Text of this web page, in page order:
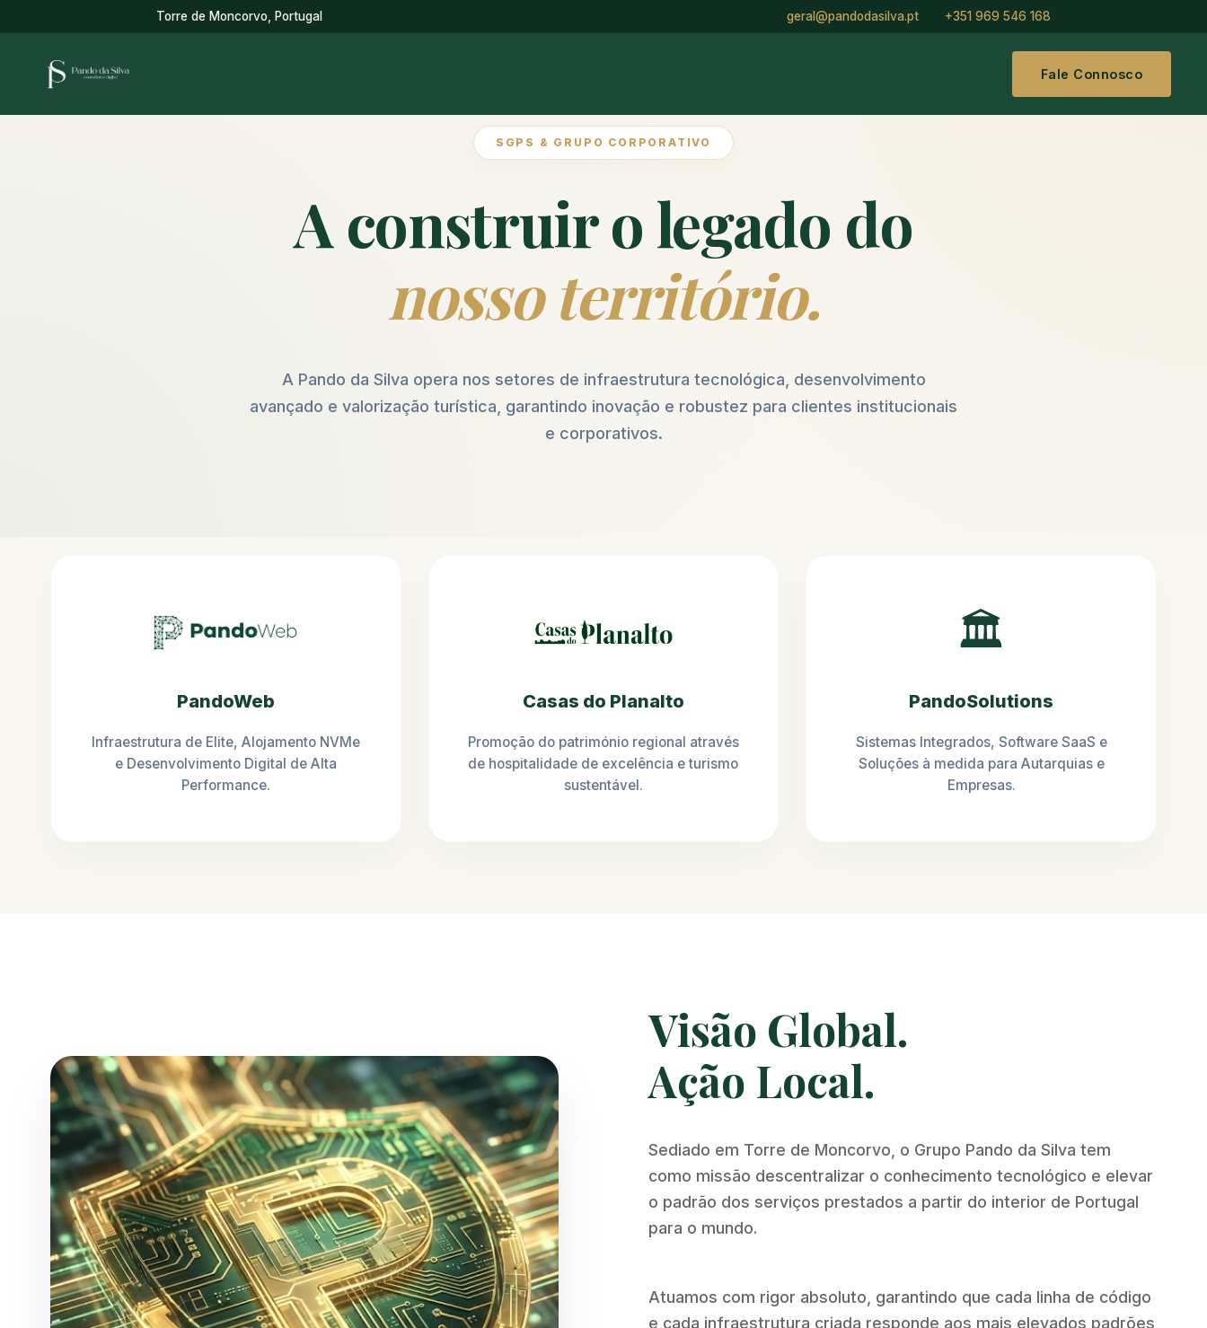
Torre de Moncorvo, Portugal geral@pandodasilva.pt +351 969 546 168
Fale Connosco
SGPS & GRUPO CORPORATIVO
A construir o legado do
nosso território.
A Pando da Silva opera nos setores de infraestrutura tecnológica, desenvolvimento
avançado e valorização turística, garantindo inovação e robustez para clientes institucionais
e corporativos.
PandoWeb
Infraestrutura de Elite, Alojamento NVMe
e Desenvolvimento Digital de Alta
Performance.
Casas do Planalto
Promoção do património regional através
de hospitalidade de excelência e turismo
sustentável.
🏛️
PandoSolutions
Sistemas Integrados, Software SaaS e
Soluções à medida para Autarquias e
Empresas.
Visão Global.
Ação Local.
Sediado em Torre de Moncorvo, o Grupo Pando da Silva tem
como missão descentralizar o conhecimento tecnológico e elevar
o padrão dos serviços prestados a partir do interior de Portugal
para o mundo.
Atuamos com rigor absoluto, garantindo que cada linha de código
e cada infraestrutura criada responde aos mais elevados padrões